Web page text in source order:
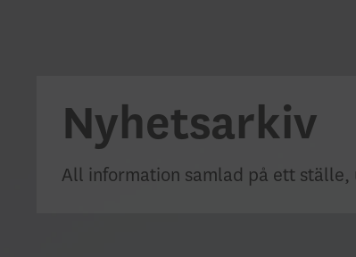
Nyhetsarkiv
All information samlad på ett